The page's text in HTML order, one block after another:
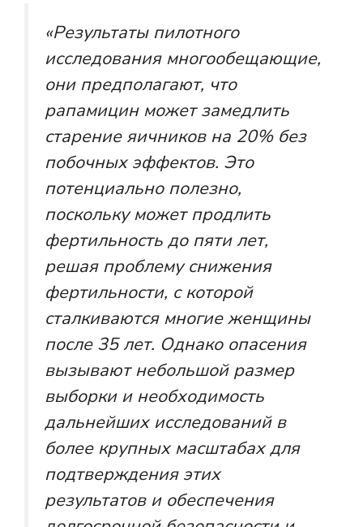
«Результаты пилотного
исследования многообещающие,
они предполагают, что
рапамицин может замедлить
старение яичников на 20% без
побочных эффектов. Это
потенциально полезно,
поскольку может продлить
фертильность до пяти лет,
решая проблему снижения
фертильности, с которой
сталкиваются многие женщины
после 35 лет. Однако опасения
вызывают небольшой размер
выборки и необходимость
дальнейших исследований в
более крупных масштабах для
подтверждения этих
результатов и обеспечения